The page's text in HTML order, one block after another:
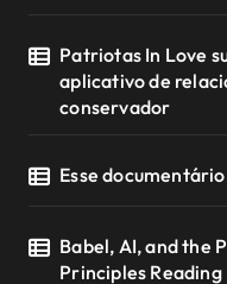
Patriotas In Love
aplicativo de
conservador
Esse
Babel, AI, and the
Principles Reading